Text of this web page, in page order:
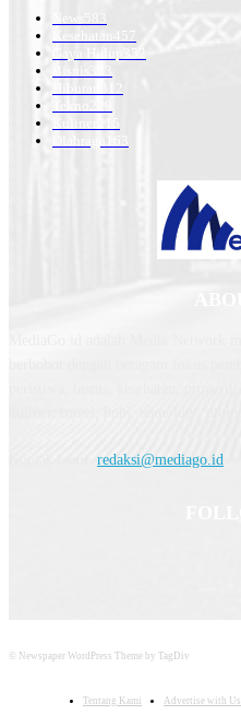
News
583
Kesehatan
457
Gaya Hidup
352
Kuliner
redaksi@mediago.id
© Newspaper WordPress Theme by TagDiv
Tentang Kami Advertise with Us